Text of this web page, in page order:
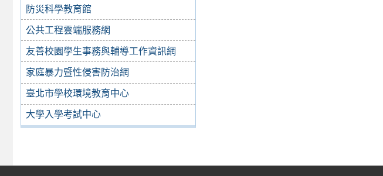
防災科學教育館
公共工程雲端服務網
友善校園學生事務與輔導工作資訊網
家庭暴力暨性侵害防治網
臺北市學校環境教育中心
大學入學考試中心